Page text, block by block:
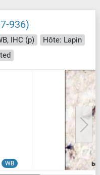
936)
IHC (p)
Hôte: Lapin
WB